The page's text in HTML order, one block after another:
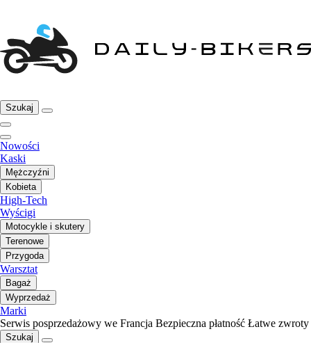
Szukaj
Nowości
Kaski
Mężczyźni
Kobieta
High-Tech
Wyścigi
Motocykle i skutery
Terenowe
Przygoda
Warsztat
Bagaż
Wyprzedaż
Marki
Serwis posprzedażowy we Francja Bezpieczna płatność Łatwe zwroty
Szukaj